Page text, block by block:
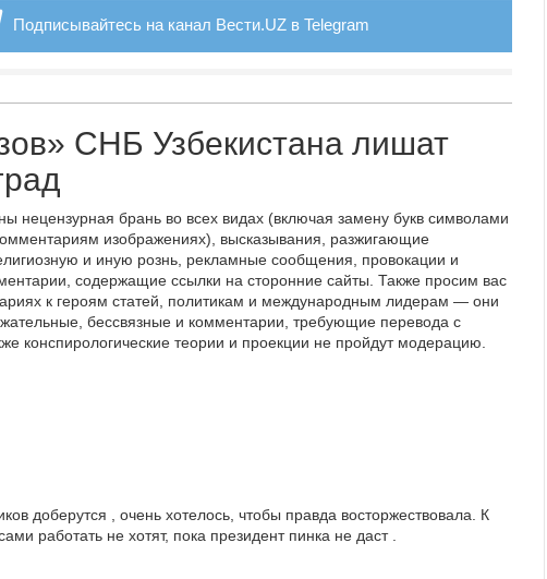
Подписывайтесь на канал Вести.UZ в Telegram
СНБ Узбекистана лишат
нецензурная брань во всех видах (включая замену букв символами
изображениях), высказывания, разжигающие
и иную рознь, рекламные сообщения, провокации и
содержащие ссылки на сторонние сайты. Также просим вас
к героям статей, политикам и международным лидерам — они
бессвязные и комментарии, требующие перевода с
конспирологические теории и проекции не пройдут модерацию.
доберутся , очень хотелось, чтобы правда восторжествовала. К
работать не хотят, пока президент пинка не даст .